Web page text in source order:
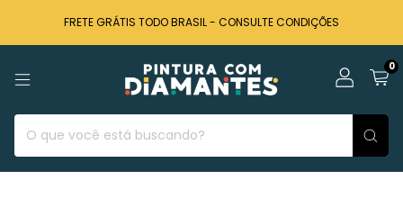
FRETE GRÁTIS TODO BRASIL - CONSULTE CONDIÇÕES
0